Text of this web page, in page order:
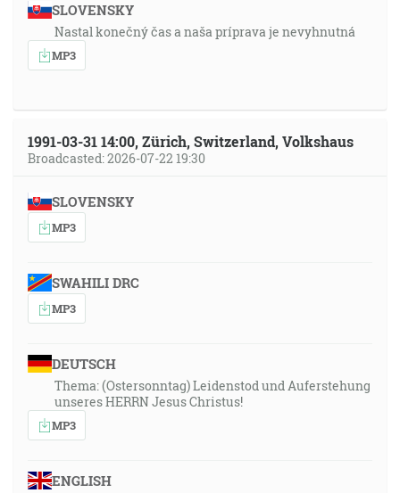
SLOVENSKY
Nastal konečný čas a naša príprava je nevyhnutná
MP3
1991-03-31 14:00, Zürich, Switzerland, Volkshaus
Broadcasted: 2026-07-22 19:30
SLOVENSKY
MP3
SWAHILI DRC
MP3
DEUTSCH
Thema: (Ostersonntag) Leidenstod und Auferstehung
unseres HERRN Jesus Christus!
MP3
ENGLISH